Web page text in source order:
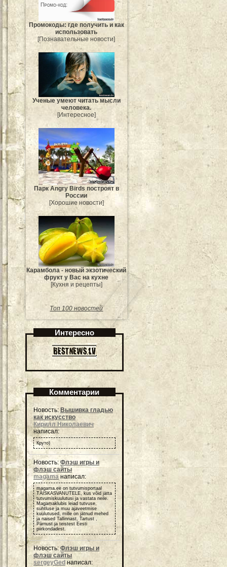
Промокоды: где получить и как
использовать
[Познавательные новости]
Ученые умеют читать мысли
человека.
[Интересное]
Парк Angry Birds построят в
России
[Хорошие новости]
Карамбола - новый экзотический
фрукт у Вас на кухне
[Кухня и рецепты]
Топ 100 новостей
Интересно
Комментарии
Новость: Вышивка гладью
как искусство
Кирилл Николаевич
написал:
Круто)
Новость:Флэш игры и
флэш сайты
magama написал:
magama.ee on tutvumisportaal
TÄISKASVANUTELE, kus võid jätta
tutvumiskuulutusi ja vastata neile.
Magamaklubis leiad tutvuse,
suhtluse ja muu ajaveetmise
kuulutused, mille on jätnud mehed
ja naised Tallinnast, Tartust ,
Pärnust ja teistest Eesti
piirkondadest.
Новость:Флэш игры и
флэш сайты
sergeyGed написал: